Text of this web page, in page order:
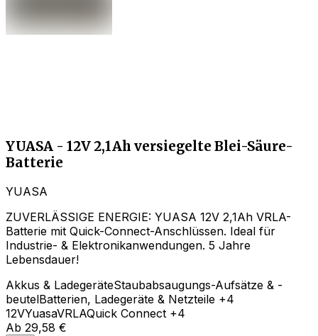
YUASA - 12V 2,1Ah versiegelte Blei-Säure-
Batterie
YUASA
ZUVERLÄSSIGE ENERGIE: YUASA 12V 2,1Ah VRLA-
Batterie mit Quick-Connect-Anschlüssen. Ideal für
Industrie- & Elektronikanwendungen. 5 Jahre
Lebensdauer!
Akkus & LadegeräteStaubabsaugungs-Aufsätze & -
beutelBatterien, Ladegeräte & Netzteile +4
12VYuasaVRLAQuick Connect +4
Ab 29,58 €